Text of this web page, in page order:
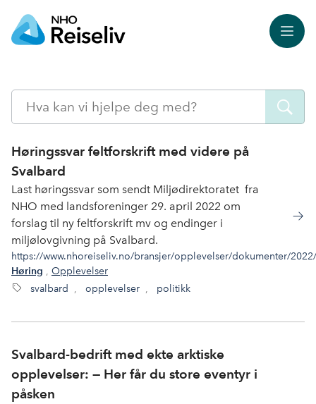
Meny
Søk
Høringssvar feltforskrift med videre på
Svalbard
Last høringssvar som sendt Miljødirektoratet fra
NHO med landsforeninger 29. april 2022 om
forslag til ny feltforskrift mv og endinger i
miljølovgivning på Svalbard.
https://www.nhoreiseliv.no/bransjer/opplevelser/dokumenter/
Høring , Opplevelser
svalbard , opplevelser , politikk
Svalbard-bedrift med ekte arktiske
opplevelser: — Her får du store eventyr i
påsken